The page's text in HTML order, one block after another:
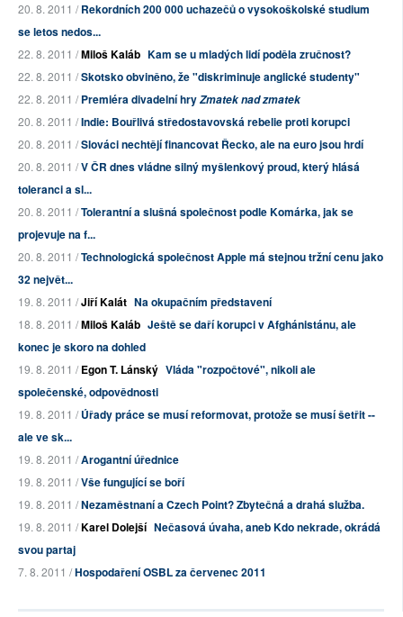
20. 8. 2011 /Rekordních 200 000 uchazečů o vysokoškolské studium
se letos nedos...
22. 8. 2011 /Miloš Kaláb Kam se u mladých lidí poděla zručnost?
22. 8. 2011 /Skotsko obviněno, že "diskriminuje anglické studenty"
22. 8. 2011 /Premiéra divadelní hryZmatek nad zmatek
20. 8. 2011 /Indie: Bouřlivá středostavovská rebelie proti korupci
20. 8. 2011 /Slováci nechtějí financovat Řecko, ale na euro jsou hrdí
20. 8. 2011 /V ČR dnes vládne silný myšlenkový proud, který hlásá
toleranci a sl...
20. 8. 2011 /Tolerantní a slušná společnost podle Komárka, jak se
projevuje na f...
20. 8. 2011 /Technologická společnost Apple má stejnou tržní cenu jako
32 největ...
19. 8. 2011 /Jiří Kalát Na okupačním představení
18. 8. 2011 /Miloš Kaláb Ještě se daří korupci v Afghánistánu, ale
konec je skoro na dohled
19. 8. 2011 /Egon T. Lánský Vláda "rozpočtové", nikoli ale
společenské, odpovědnosti
19. 8. 2011 /Úřady práce se musí reformovat, protože se musí šetřit --
ale ve sk...
19. 8. 2011 /Arogantní úřednice
19. 8. 2011 /Vše fungující se boří
19. 8. 2011 /Nezaměstnaní a Czech Point? Zbytečná a drahá služba.
19. 8. 2011 /Karel Dolejší Nečasová úvaha, aneb Kdo nekrade, okrádá
svou partaj
7. 8. 2011 /Hospodaření OSBL za červenec 2011